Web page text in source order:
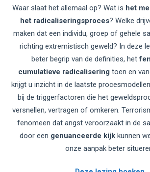
Waar slaat het allemaal op? Wat is het
het radicaliseringsproces? Welke
maken dat een individu, groep of gehele
richting extremistisch geweld? In deze
beter begrip van de definities, het
cumulatieve radicalisering toen en
krijgt u inzicht in de laatste
bij de triggerfactoren die het
versnellen, vertragen of omkeren.
fenomeen dat angst veroorzaakt in de
door een genuanceerde kijkkunnen
onze aanpak beter